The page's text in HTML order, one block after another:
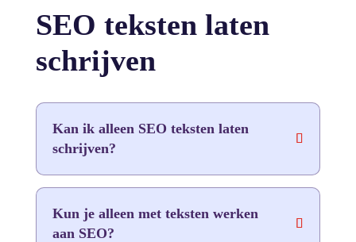
SEO teksten laten
schrijven
Kan ik alleen SEO teksten laten
schrijven?
Kun je alleen met teksten werken
aan SEO?